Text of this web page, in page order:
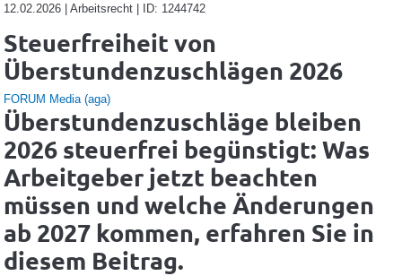
12.02.2026 | Arbeitsrecht | ID: 1244742
Steuerfreiheit von
Überstundenzuschlägen 2026
FORUM Media (aga)
Überstundenzuschläge bleiben
2026 steuerfrei begünstigt: Was
Arbeitgeber jetzt beachten
müssen und welche Änderungen
ab 2027 kommen, erfahren Sie in
diesem Beitrag.